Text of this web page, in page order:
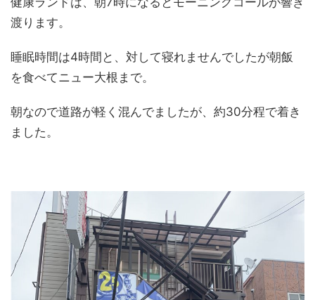
渡ります。
睡眠時間は4時間と、対して寝れませんでしたが朝飯
を食べてニュー大根まで。
朝なので道路が軽く混んでましたが、約30分程で着き
ました。